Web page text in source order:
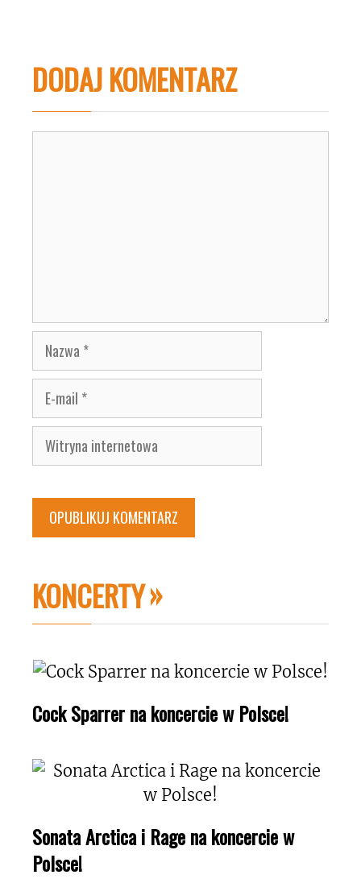
DODAJ KOMENTARZ
Nazwa
E-
mail
Witryna
internetowa
KONCERTY
Cock Sparrer na koncercie w Polsce!
Sonata Arctica i Rage na koncercie w
Polsce!